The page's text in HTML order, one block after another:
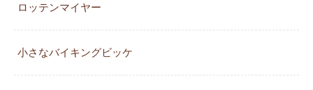
ロッテンマイヤー
小さなバイキングビッケ